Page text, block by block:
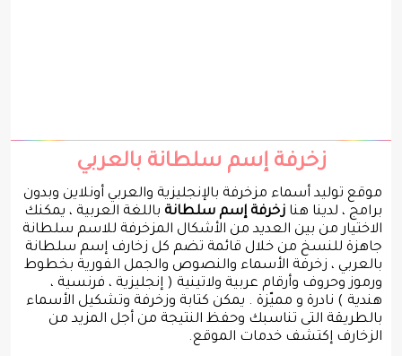
زخرفة إسم سلطانة بالعربي
موقع توليد أسماء مزخرفة بالإنجليزية والعربي أونلاين وبدون
برامج ، لدينا هنازخرفة إسم سلطانة باللغة العربية ، يمكنك
الاختيار من بين العديد من الأشكال المزخرفة للاسم سلطانة
جاهزة للنسخ من خلال قائمة تضم كل زخارف إسم سلطانة
بالعربي ، زخرفة الأسماء والنصوص والجمل الفورية بخطوط
ورموز وحروف وأرقام عربية ولاتينية ( إنجليزية ، فرنسية ،
هندية ) نادرة و مميّزة . يمكن كتابة وزخرفة وتشكيل الأسماء
بالطريقة التى تناسبك وحفظ النتيجة من أجل المزيد من
الزخارف إكتشف خدمات الموقع.